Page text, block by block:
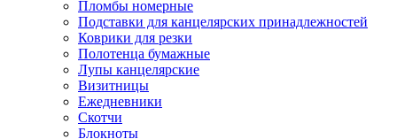
Пломбы номерные
Подставки для канцелярских принадлежностей
Коврики для резки
Полотенца бумажные
Лупы канцелярские
Визитницы
Ежедневники
Скотчи
Блокноты